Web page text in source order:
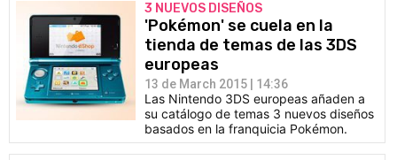
3 NUEVOS DISEÑOS
'Pokémon' se cuela en la
tienda de temas de las 3DS
europeas
13 de March 2015 | 14:36
Las Nintendo 3DS europeas añaden a
su catálogo de temas 3 nuevos diseños
basados en la franquicia Pokémon.